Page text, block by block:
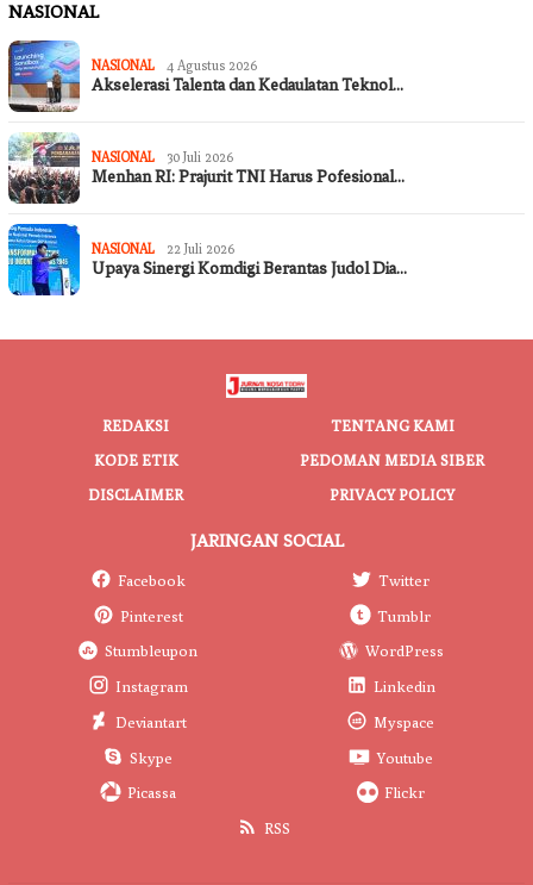
NASIONAL
NASIONAL 4 Agustus 2026
Akselerasi Talenta dan Kedaulatan Teknol…
NASIONAL 30 Juli 2026
Menhan RI: Prajurit TNI Harus Pofesional…
NASIONAL 22 Juli 2026
Upaya Sinergi Komdigi Berantas Judol Dia…
REDAKSI
TENTANG KAMI
KODE ETIK
PEDOMAN MEDIA SIBER
DISCLAIMER
PRIVACY POLICY
JARINGAN SOCIAL
Facebook
Twitter
Pinterest
Tumblr
Stumbleupon
WordPress
Instagram
Linkedin
Deviantart
Myspace
Skype
Youtube
Picassa
Flickr
RSS